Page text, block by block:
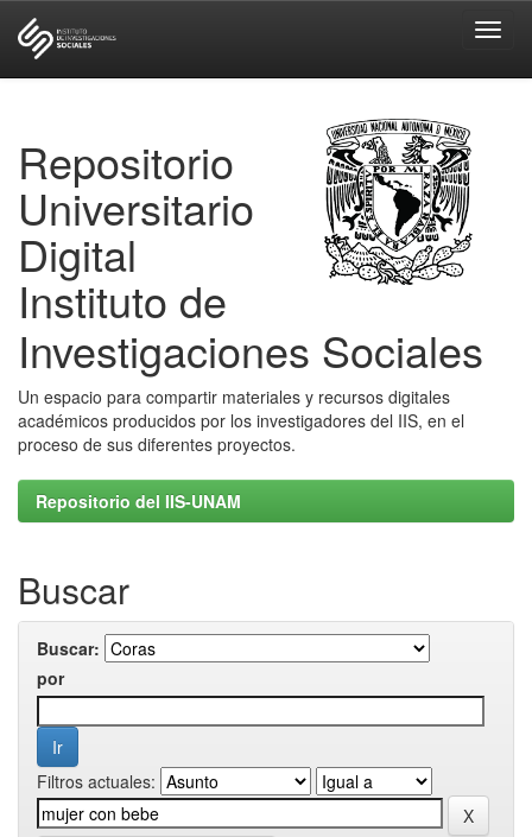
Repositorio
Universitario
Digital
Instituto de
Investigaciones Sociales
Un espacio para compartir materiales y recursos digitales
académicos producidos por los investigadores del IIS, en el
proceso de sus diferentes proyectos.
Repositorio del IIS-UNAM
Buscar
Buscar:
por
Filtros actuales: